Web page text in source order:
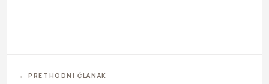
← PRETHODNI ČLANAK